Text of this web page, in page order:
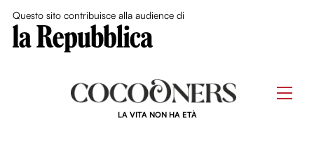
Questo sito contribuisce alla audience di
LA VITA NON HA ETÀ